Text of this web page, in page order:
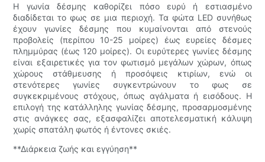
Η γωνία δέσμης καθορίζει πόσο ευρύ ή εστιασμένο
διαδίδεται το φως σε μια περιοχή. Τα φώτα LED συνήθως
έχουν γωνίες δέσμης που κυμαίνονται από στενούς
προβολείς (περίπου 10-25 μοίρες) έως ευρείες δέσμες
πλημμύρας (έως 120 μοίρες). Οι ευρύτερες γωνίες δέσμης
είναι εξαιρετικές για τον φωτισμό μεγάλων χώρων, όπως
χώρους στάθμευσης ή προσόψεις κτιρίων, ενώ οι
στενότερες γωνίες συγκεντρώνουν το φως σε
συγκεκριμένους στόχους, όπως αγάλματα ή εισόδους. Η
επιλογή της κατάλληλης γωνίας δέσμης, προσαρμοσμένης
στις ανάγκες σας, εξασφαλίζει αποτελεσματική κάλυψη
χωρίς σπατάλη φωτός ή έντονες σκιές.
**Διάρκεια ζωής και εγγύηση**